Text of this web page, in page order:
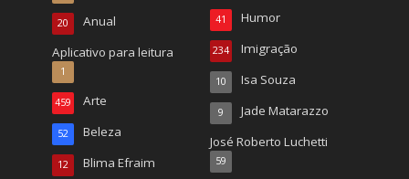
Anual
20
Aplicativo para leitura
1
Arte
459
Beleza
52
Blima Efraim
12
Humor
41
Imigração
234
Isa Souza
10
Jade Matarazzo
9
José Roberto Luchetti
59